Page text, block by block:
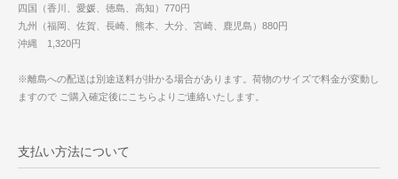
四国（香川、愛媛、徳島、高知）770円
九州（福岡、佐賀、長崎、熊本、大分、宮崎、鹿児島）880円
沖縄 1,320円
※離島への配送は別途送料が掛かる場合があります。荷物のサイズで料金が変動し
ますので ご購入確定後にこちらよりご連絡いたします。
支払い方法について